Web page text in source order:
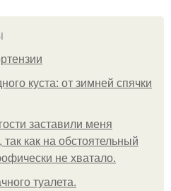
куста: от зимней спячки
заставили меня
как на обстоятельный
не хватало.
туалета.